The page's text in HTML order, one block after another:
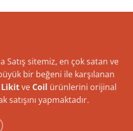
Satış sitemiz, en çok satan ve
bir beğeni ile karşılanan
Likitve Coil ürünlerini orijinal
satışını yapmaktadır.